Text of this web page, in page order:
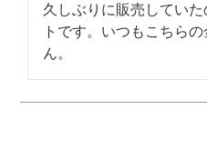
久しぶりに販売してい
トです。いつもこちら
ん。